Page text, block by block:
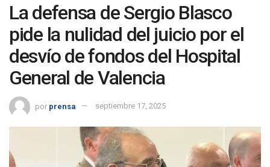
La defensa de Sergio Blasco
pide la nulidad del juicio por el
desvío de fondos del Hospital
General de Valencia
por prensa septiembre 17, 2025